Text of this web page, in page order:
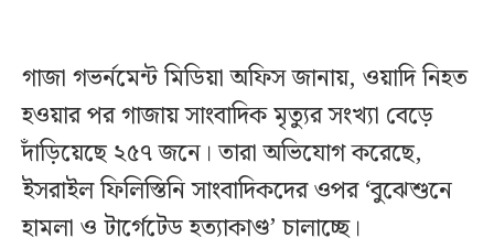
গাজা গভর্নমেন্ট মিডিয়া অফিস জানায়, ওয়াদি নিহত
হওয়ার পর গাজায় সাংবাদিক মৃত্যুর সংখ্যা বেড়ে
দাঁড়িয়েছে ২৫৭ জনে। তারা অভিযোগ করেছে,
ইসরাইল ফিলিস্তিনি সাংবাদিকদের ওপর ‘বুঝেশুনে
হামলা ও টার্গেটেড হত্যাকাণ্ড’ চালাচ্ছে।